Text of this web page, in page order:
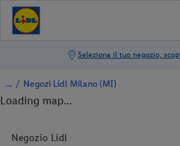
/ Negozi Lidl Milano (MI)
Loading map...
Negozio Lidl